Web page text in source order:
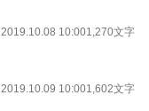
2019.10.08 10:001,270文字
2019.10.09 10:001,602文字